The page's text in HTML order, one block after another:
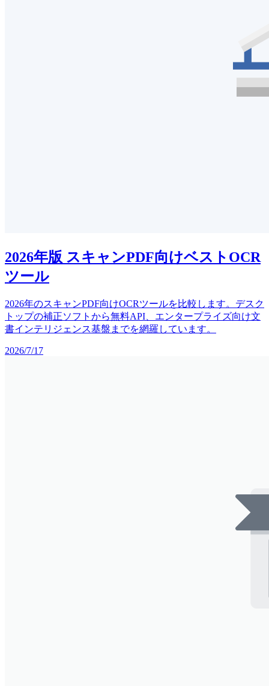
2026年版 スキャンPDF向けベストOCR
ツール
2026年のスキャンPDF向けOCRツールを比較します。デスク
トップの補正ソフトから無料API、エンタープライズ向け文
書インテリジェンス基盤までを網羅しています。
2026/7/17